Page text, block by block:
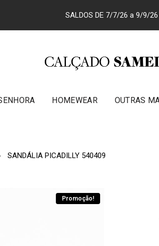
SALDOS DE 7/7/26 a 9/9/26
HOMEWEAR OUTRAS
SANDÁLIA PICADILLY 540409
Promoção!